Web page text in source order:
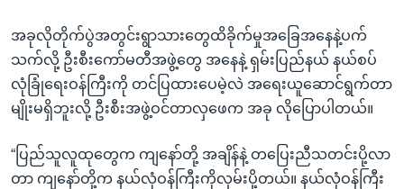
အခုလိုတိုက်ပွဲအတွင်းရွာသားတွေထိခိုက်မှုအခြေအနေနဲ့ပက်
သက်လို့ ဦးစီးကော်မတီအဖွဲ့တွေ အနေနဲ့ ရှမ်းပြည်နယ် နယ်စပ်
လုံခြုံရေးဝန်ကြီးကို တင်ပြထားပေမဲ့လဲ အရေးယူဆောင်ရွက်တာ
မျိုးမရှိဘူးလို့ ဦးစီးအဖွဲ့ဝင်တာလှဖေက အခု လိုပြောပါတယ်။
“ပြည်သူလူထုတွေက ကျနော်တို့ အချိန်နဲ့ တပြေးညီသတင်းပို့လာ
တာ ကျနော်တို့က နယ်လုံဝန်ကြီးကိုလှမ်းပို့တယ်။ နယ်လုံဝန်ကြီး